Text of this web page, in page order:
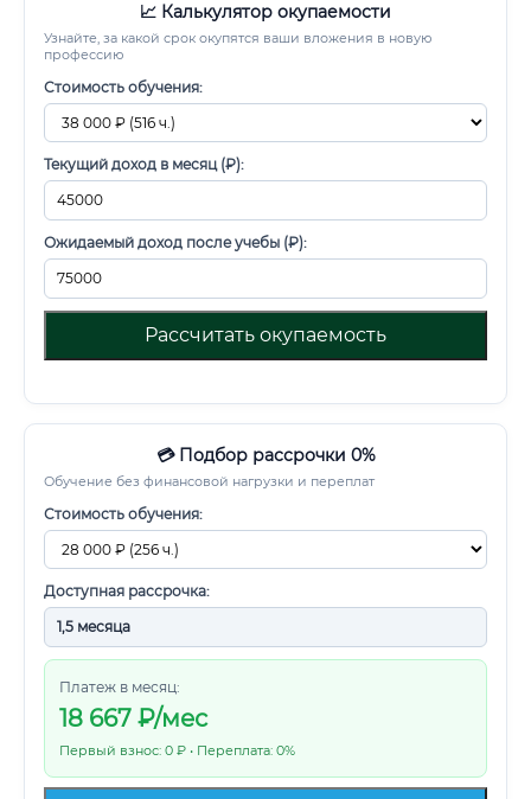
📈 Калькулятор окупаемости
Узнайте, за какой срок окупятся ваши вложения в новую
профессию
Стоимость обучения:
Текущий доход в месяц (₽):
Ожидаемый доход после учебы (₽):
Рассчитать окупаемость
💳 Подбор рассрочки 0%
Обучение без финансовой нагрузки и переплат
Стоимость обучения:
Доступная рассрочка:
Платеж в месяц:
18 667 ₽/мес
Первый взнос: 0 ₽ • Переплата: 0%